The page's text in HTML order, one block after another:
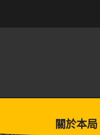
主
關於本局